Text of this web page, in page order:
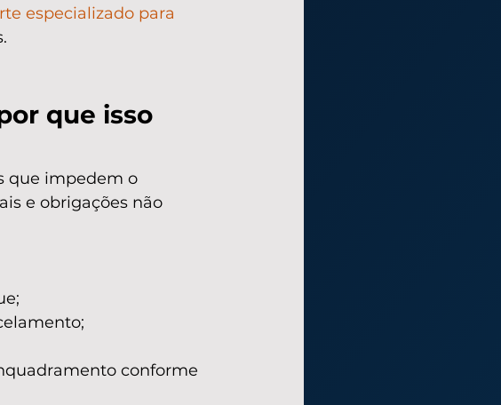
especializado para
que isso
que impedem o
e obrigações não
conforme